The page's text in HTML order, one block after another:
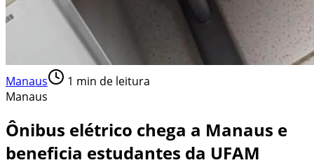
Manaus 1 min de leitura
Manaus
Ônibus elétrico chega a Manaus e
beneficia estudantes da UFAM